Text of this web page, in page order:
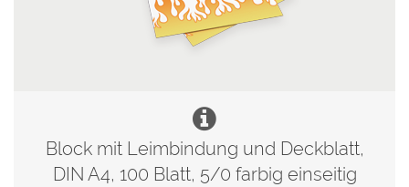
Block mit Leimbindung und Deckblatt,
DIN A4, 100 Blatt, 5/0 farbig einseitig